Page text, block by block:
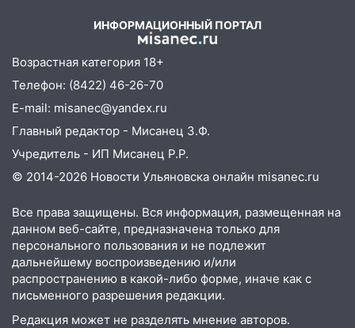
Прокуратура взяла на контроль
ДТП с шестилетним ребёнком на улице
12:01 Пьяная женщина сбила
шестилетнего ребёнка на улице
Федерации: возбуждено уголовное дело
11:16 В Ульяновске ищут 37-летнего
мужчину, пропавшего ещё 19 июля
хаски: куда сходить в Ульяновской
области 8–9 августа
10:11 Директора ульяновской
«Нефтяной топливной компании» будут
судить за неуплату 48,4 млн рублей
ИНФОРМАЦИОННЫЙ ПОРТАЛ
Возрастная категория 18+
Телефон: (8422) 46-26-70
E-mail: misanec@yandex.ru
Главный редактор - Мисанец З.Ф.
Учредитель - ИП Мисанец Р.Р.
© 2014-2026 Новости Ульяновска онлайн misanec.ru
Все права защищены. Вся информация, размещенная на
данном веб-сайте, предназначена только для
персонального пользования и не подлежит
дальнейшему воспроизведению и/или
распространению в какой-либо форме, иначе как с
письменного разрешения редакции.
Редакция может не разделять мнение авторов.